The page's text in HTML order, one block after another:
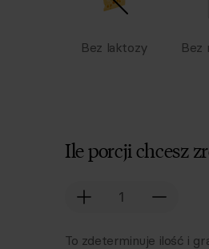
Bez laktozy Bez
Ile porcji chcesz
To zdeterminuje ilość i